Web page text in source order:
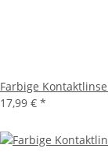
Farbige
17,99 € *